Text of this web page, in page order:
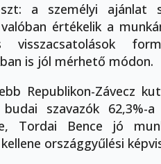
a személyi
értékelik a
visszacsatolások
is jól mérhető módon.
Republikon-Závecz
budai szavazók 62,3%-
Tordai Bence jó
országgyűlési